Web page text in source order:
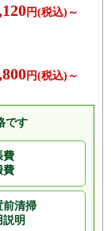
円(税込)～
円(税込)～
です
費
費
前清掃
説明